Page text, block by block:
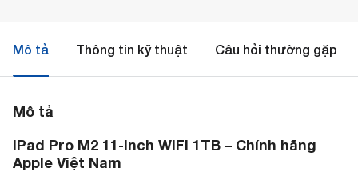
Mô tả Thông tin kỹ thuật Câu hỏi thường gặp
Mô tả
iPad Pro M2 11-inch WiFi 1TB – Chính hãng
Apple Việt Nam